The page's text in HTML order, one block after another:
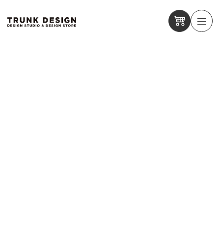
します
【9/6〜19】神戸大丸店で開催される「ひょうご国」に出展いた